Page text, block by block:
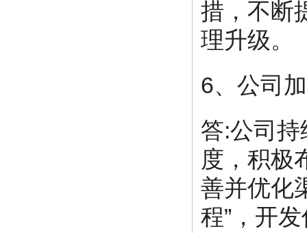
措，不断
理升级。
6、公司
答:公司
度，积极
善并优化
程”，开